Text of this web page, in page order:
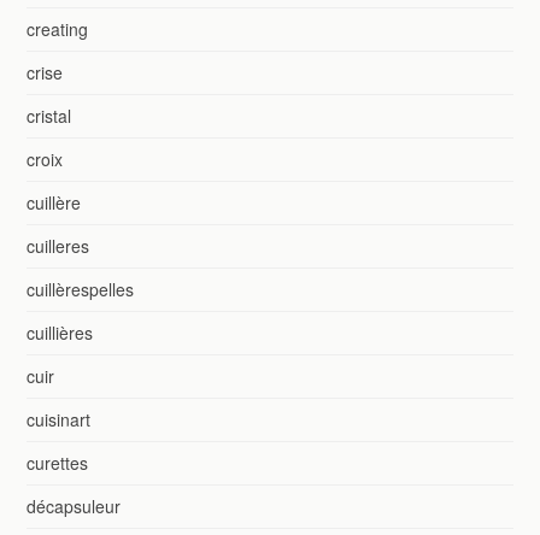
creating
crise
cristal
croix
cuillère
cuilleres
cuillèrespelles
cuillières
cuir
cuisinart
curettes
décapsuleur